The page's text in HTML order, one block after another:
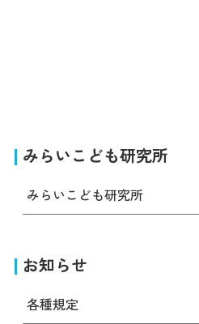
みらいこども研究所
みらいこども研究所
お知らせ
各種規定